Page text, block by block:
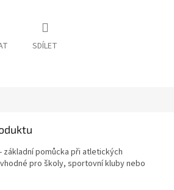
SDÍLET
- základní pomůcka při atletických
pro školy, sportovní kluby nebo